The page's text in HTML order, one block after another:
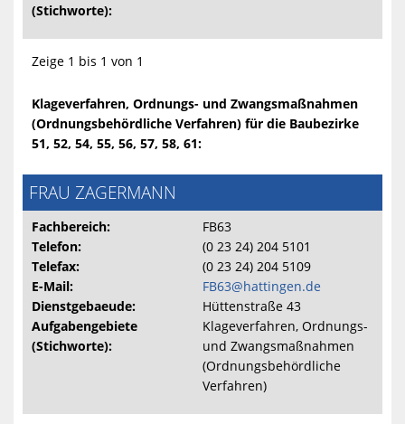
(Stichworte):
Zeige 1 bis 1 von 1
Klageverfahren, Ordnungs- und Zwangsmaßnahmen
(Ordnungsbehördliche Verfahren) für die Baubezirke
51, 52, 54, 55, 56, 57, 58, 61:
FRAU ZAGERMANN
Fachbereich:
FB63
Telefon:
(0 23 24) 204 5101
Telefax:
(0 23 24) 204 5109
E-Mail:
FB63@hattingen.de
Dienstgebaeude:
Hüttenstraße 43
Aufgabengebiete
(Stichworte):
Klageverfahren, Ordnungs-
und Zwangsmaßnahmen
(Ordnungsbehördliche
Verfahren)